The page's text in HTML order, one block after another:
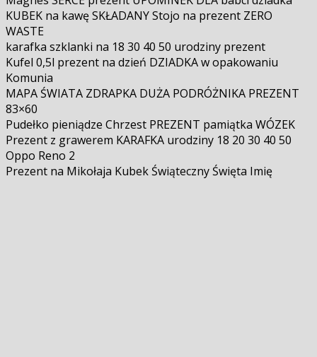
KUBEK na kawę SKŁADANY Stojo na prezent ZERO
WASTE
karafka szklanki na 18 30 40 50 urodziny prezent
Kufel 0,5l prezent na dzień DZIADKA w opakowaniu
Komunia
MAPA ŚWIATA ZDRAPKA DUŻA PODRÓŻNIKA PREZENT
83×60
Pudełko pieniądze Chrzest PREZENT pamiątka WÓZEK
Prezent z grawerem KARAFKA urodziny 18 20 30 40 50
Oppo Reno 2
Prezent na Mikołaja Kubek Świąteczny Święta Imię